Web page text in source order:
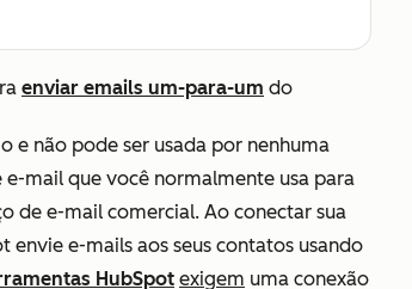
enviar emails um-para-um do
e não pode ser usada por nenhuma
e-mail que você normalmente usa para
de e-mail comercial. Ao conectar sua
e-mails aos seus contatos usando
HubSpot exigem uma conexão